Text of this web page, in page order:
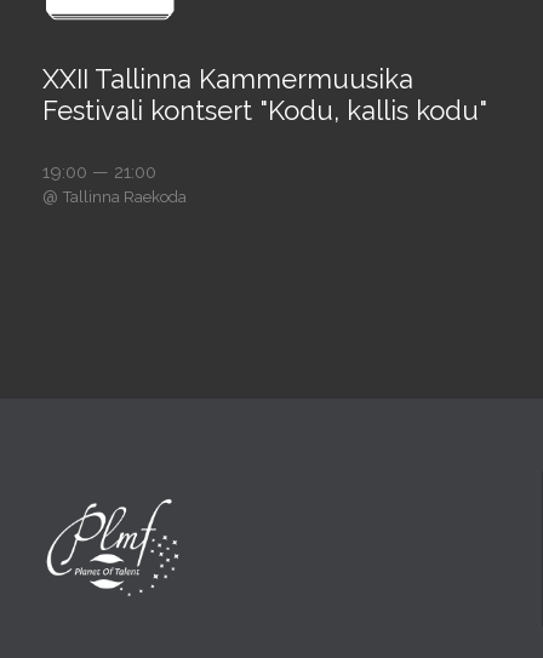
XXII Tallinna Kammermuusika
Festivali kontsert "Kodu, kallis kodu"
19:00 — 21:00
@ Tallinna Raekoda